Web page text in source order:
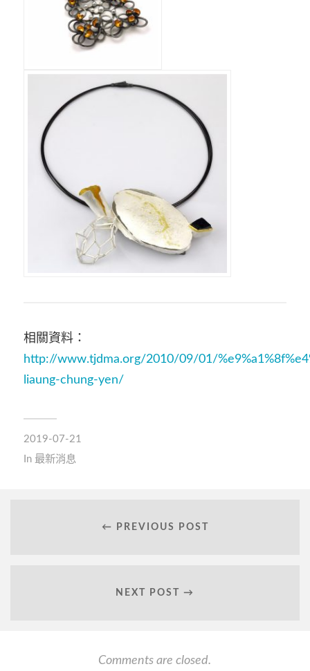
相關資料：
http://www.tjdma.org/2010/09/01/
liaung-chung-yen/
2019-07-21
In 最新消息
← PREVIOUS POST
NEXT POST →
Comments are closed.